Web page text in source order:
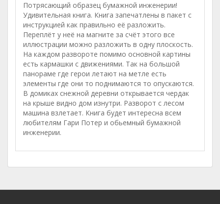
Потрясающий образец бумажной инженерии!
Удивительная книга. Книга запечатлены в пакет с
инструкцией как правильно её разложить.
Переплёт у неё на магните за счёт этого все
иллюстрации можно разложить в одну плоскость.
На каждом развороте помимо основной картины
есть кармашки с движениями. Так на большой
панораме где герои летают на метле есть
элементы где они то поднимаются то опускаются.
В домиках снежной деревни открывается чердак
на крыше видно дом изнутри. Разворот с лесом
машина взлетает. Книга будет интересна всем
любителям Гари Потер и обьемный бумажной
инженерии.